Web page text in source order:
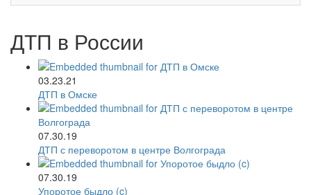
ДТП в России
03.23.21
ДТП в Омске
07.30.19
ДТП с переворотом в центре Волгограда
07.30.19
Упоротое быдло (c)